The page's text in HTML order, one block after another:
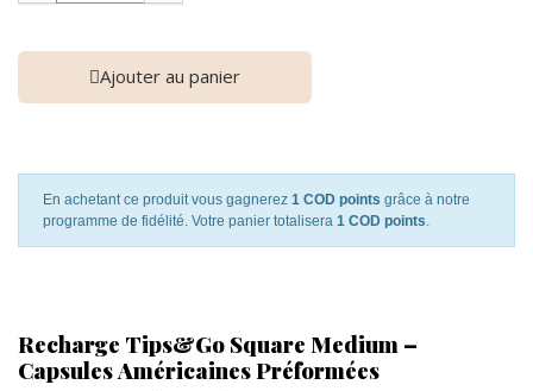
Ajouter au panier
En achetant ce produit vous gagnerez 1 COD points grâce à notre
programme de fidélité. Votre panier totalisera 1 COD points.
Recharge Tips&Go Square Medium –
Capsules Américaines Préformées